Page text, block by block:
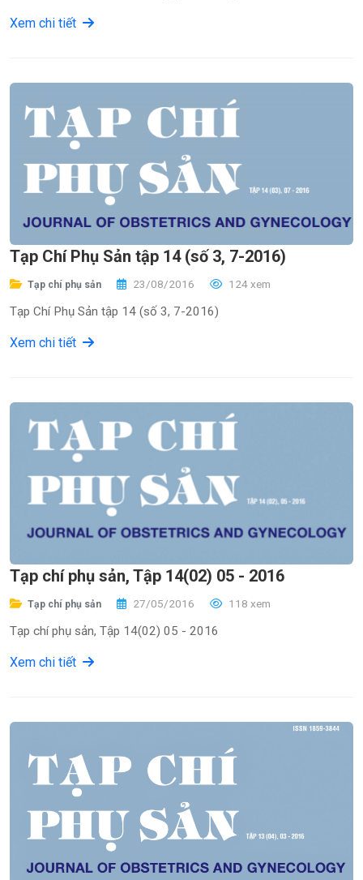
Xem chi tiết
Tạp Chí Phụ Sản tập 14 (số 3, 7-2016)
Tạp chí phụ sản 23/08/2016 124 xem
Tạp Chí Phụ Sản tập 14 (số 3, 7-2016)
Xem chi tiết
Tạp chí phụ sản, Tập 14(02) 05 - 2016
Tạp chí phụ sản 27/05/2016 118 xem
Tạp chí phụ sản, Tập 14(02) 05 - 2016
Xem chi tiết